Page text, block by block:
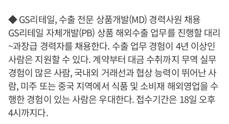
◆ GS리테일, 수출 전문 상품개발(MD) 경력사원 채용
GS리테일 자체개발(PB) 상품 해외수출 업무를 진행할 대리
~과장급 경력자를 채용한다. 수출 업무 경험이 4년 이상인
사람은 지원할 수 있다. 계약부터 대금 수취까지 무역 실무
경험이 많은 사람, 국내외 거래선과 협상 능력이 뛰어난 사
람, 미주 또는 중국 지역에서 식품 및 소비재 해외영업을 수
행한 경험이 있는 사람은 우대한다. 접수기간은 18일 오후
4시까지다.